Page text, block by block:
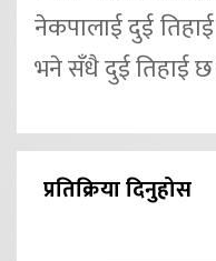
नेकपालाई दुई
भने सँधै दुई तिहाई छ
प्रतिक्रिया दिनुहोस